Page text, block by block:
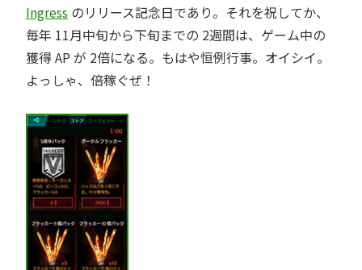
Ingress のリリース記念日であり。それを祝してか、
毎年 11月中旬から下旬までの 2週間は、ゲーム中の
獲得 AP が 2倍になる。もはや恒例行事。オイシイ。
よっしゃ、倍稼ぐぜ！